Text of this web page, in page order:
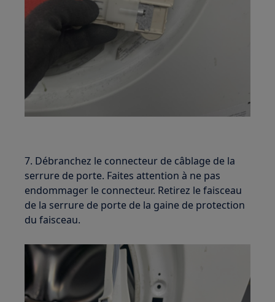
7. Débranchez le connecteur de câblage de la
serrure de porte. Faites attention à ne pas
endommager le connecteur. Retirez le faisceau
de la serrure de porte de la gaine de protection
du faisceau.